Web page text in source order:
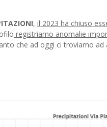
, il 2023 ha chiuso
registriamo anomalie
che ad oggi ci troviamo